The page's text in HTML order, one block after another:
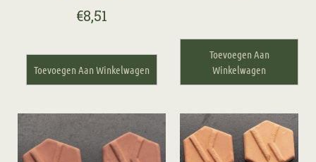
€8,51
Toevoegen Aan Winkelwagen
Toevoegen Aan
Winkelwagen